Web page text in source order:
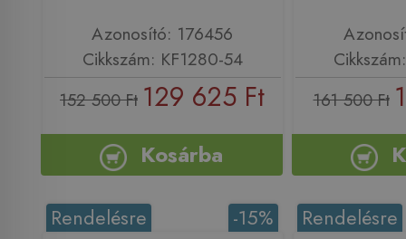
Azonosító: 176456
Cikkszám: KF1280-54
152 500 Ft 129 625 Ft
Kosárba
161 500 Ft
-15%
Rendelésre Rendelésre